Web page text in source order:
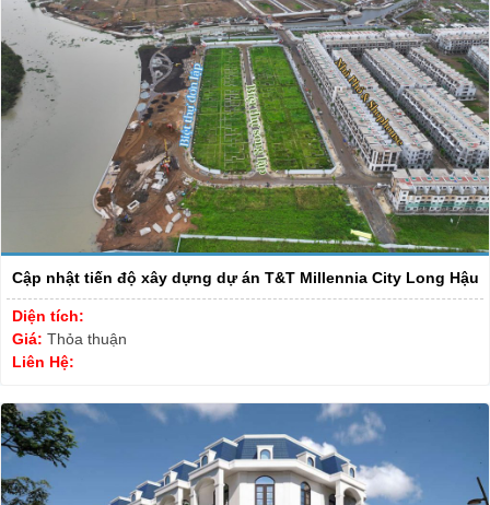
Cập nhật tiến độ xây dựng dự án T&T Millennia City Long Hậu
Diện tích:
Giá: Thỏa thuận
Liên Hệ: